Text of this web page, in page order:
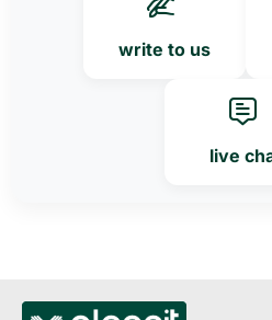
write to us
live